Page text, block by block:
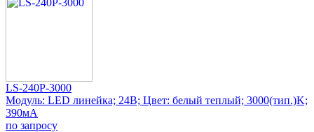
LS-240P-3000
Модуль: LED линейка; 24В; Цвет: белый теплый; 3000(тип.)K;
390мА
по запросу